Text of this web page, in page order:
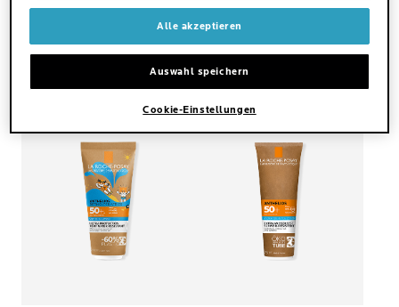
von
Sternen.
Familienformat für Kinder und
JETZT KAUFEN
von
5
Sternen.
Bewertungen
Ultrahoher UV-Schutz.
JETZT KAUFEN
BESTSELLER
Alle akzeptieren
Auswahl speichern
Cookie-Einstellungen